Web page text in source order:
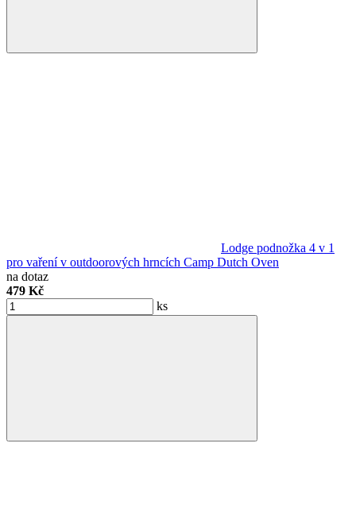
Lodge podnožka 4 v 1
pro vaření v outdoorových hrncích Camp Dutch Oven
na dotaz
479 Kč
ks